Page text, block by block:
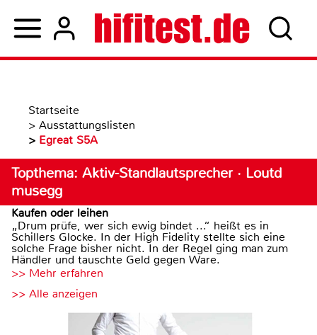
Startseite
> Ausstattungslisten
> Egreat S5A
Topthema: Aktiv-Standlautsprecher · Loutd
musegg
Kaufen oder leihen
„Drum prüfe, wer sich ewig bindet ...“ heißt es in
Schillers Glocke. In der High Fidelity stellte sich eine
solche Frage bisher nicht. In der Regel ging man zum
Händler und tauschte Geld gegen Ware.
>> Mehr erfahren
>> Alle anzeigen